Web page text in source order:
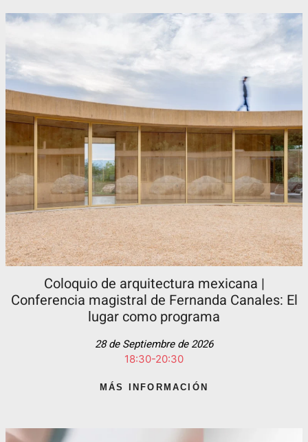
Coloquio de arquitectura mexicana |
Conferencia magistral de Fernanda Canales: El
lugar como programa
28 de Septiembre de 2026
18:30-20:30
MÁS INFORMACIÓN